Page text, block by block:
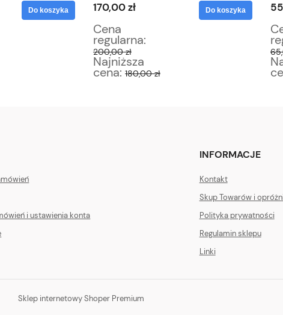
Do koszyka 170,00 zł
Cena
regularna:
200,00 zł
Najniższa
cena: 180,00 zł
Do koszyka
i ustawienia konta
INFORMACJE
Kontakt
Skup Towarów i
Polityka prywatności
Regulamin sklepu
Linki
Sklep internetowy Shoper Premium